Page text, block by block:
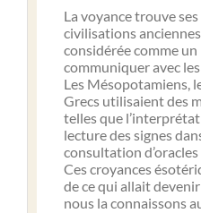
La voyance trouve
civilisations
considérée comme
communiquer avec
Les Mésopotamiens,
Grecs utilisaient des
telles que
lecture des signes
consultation
Ces croyances
de ce qui allait
nous la connaissons